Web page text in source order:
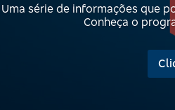
Uma série de informações que
Conheça o